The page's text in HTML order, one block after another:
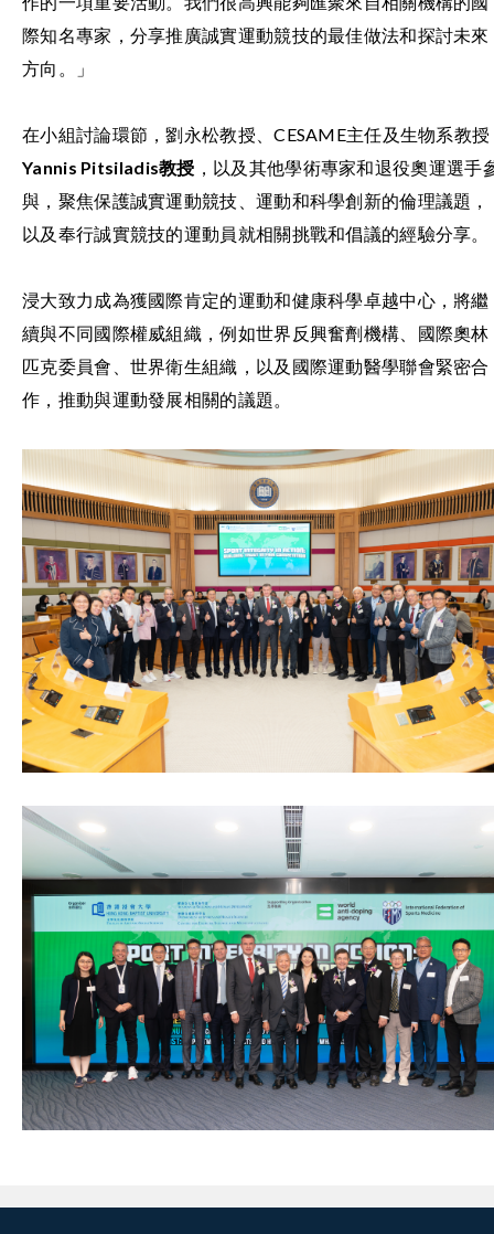
際知名專家，分享推廣誠實運動競技的最佳做法和探討未來
方向。」
在小組討論環節，劉永松教授、CESAME主任及生物系教授
Yannis Pitsiladis教授 ，以及其他學術專家和退役奧運選手
與，聚焦保護誠實運動競技、運動和科學創新的倫理議題，
以及奉行誠實競技的運動員就相關挑戰和倡議的經驗分享。
浸大致力成為獲國際肯定的運動和健康科學卓越中心，將繼
續與不同國際權威組織，例如世界反興奮劑機構、國際奧林
匹克委員會、世界衛生組織，以及國際運動醫學聯會緊密合
作，推動與運動發展相關的議題。